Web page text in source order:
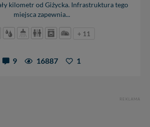
kilometr od Giżycka. Infrastruktura tego
miejsca zapewnia...
+ 11
9 16887 1
REKLAMA